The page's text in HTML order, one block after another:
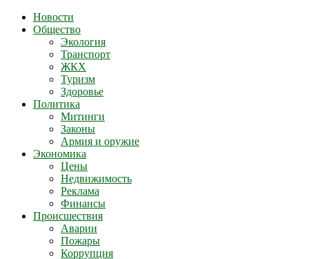
Новости
Общество
Экология
Транспорт
ЖКХ
Туризм
Здоровье
Политика
Митинги
Законы
Армия и оружие
Экономика
Цены
Недвижимость
Реклама
Финансы
Происшествия
Аварии
Пожары
Коррупция